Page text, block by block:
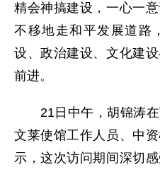
精会神搞建设，一心一
不移地走和平发展道路
设、政治建设、文化建
前进。
21日中午，胡锦涛在
文莱使馆工作人员、中
示，这次访问期间深切